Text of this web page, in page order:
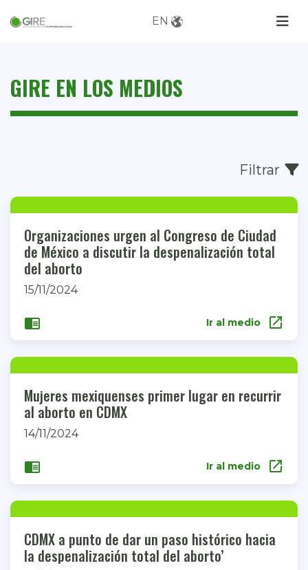
EN
GIRE EN LOS MEDIOS
Filtrar
Organizaciones urgen al Congreso de Ciudad
de México a discutir la despenalización total
del aborto
15/11/2024
chrome_reader_mode Ir al medio open_in_new
Mujeres mexiquenses primer lugar en recurrir
al aborto en CDMX
14/11/2024
chrome_reader_mode Ir al medio open_in_new
CDMX a punto de dar un paso histórico hacia
la despenalización total del aborto’